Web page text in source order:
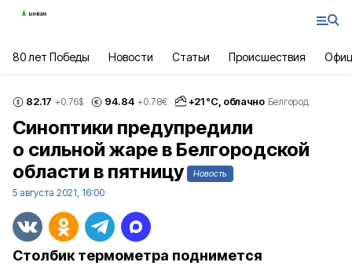
80 лет Победы Новости Статьи Происшествия
82.17 +0.76$ 94.84 +0.78€ +21°С, облачно Белгород
Синоптики предупредили
о сильной жаре в Белгородской
области в пятницу
Новость
5 августа 2021, 16:00
Столбик термометра поднимется